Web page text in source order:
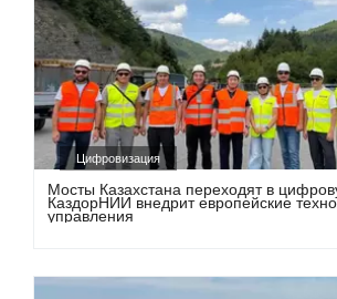
Цифровизация
Мосты Казахстана переходят в
КаздорНИИ внедрит европейские
управления